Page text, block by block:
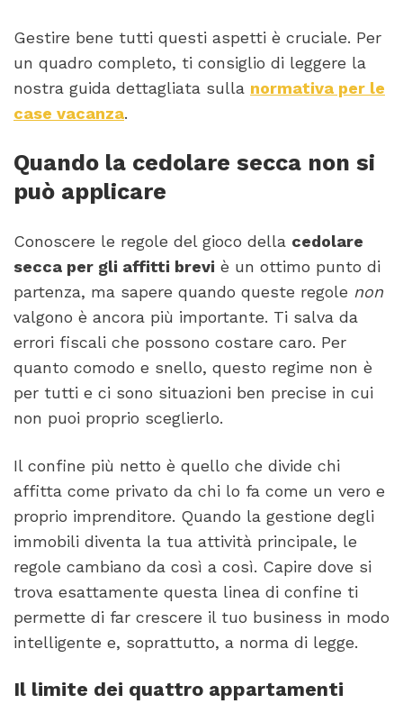
Gestire bene tutti questi aspetti è cruciale. Per
un quadro completo, ti consiglio di leggere la
nostra guida dettagliata sulla normativa per le
case vacanza.
Quando la cedolare secca non si
può applicare
Conoscere le regole del gioco della cedolare
secca per gli affitti brevi è un ottimo punto di
partenza, ma sapere quando queste regole non
valgono è ancora più importante. Ti salva da
errori fiscali che possono costare caro. Per
quanto comodo e snello, questo regime non è
per tutti e ci sono situazioni ben precise in cui
non puoi proprio sceglierlo.
Il confine più netto è quello che divide chi
affitta come privato da chi lo fa come un vero e
proprio imprenditore. Quando la gestione degli
immobili diventa la tua attività principale, le
regole cambiano da così a così. Capire dove si
trova esattamente questa linea di confine ti
permette di far crescere il tuo business in modo
intelligente e, soprattutto, a norma di legge.
Il limite dei quattro appartamenti